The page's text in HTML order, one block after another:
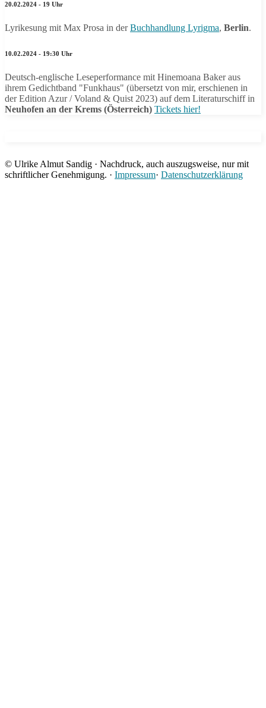
20.02.2024 - 19 Uhr
Lyrikesung mit Max Prosa in derBuchhandlung Lyrigma, Berlin.
10.02.2024 - 19:30 Uhr
Deutsch-englische Leseperformance mit Hinemoana Baker aus
ihrem Gedichtband "Funkhaus" (übersetzt von mir, erschienen in
der Edition Azur / Voland & Quist 2023) auf dem Literaturschiff in
Neuhofen an der Krems (Österreich) Tickets hier!
© Ulrike Almut Sandig · Nachdruck, auch auszugsweise, nur mit
schriftlicher Genehmigung. · Impressum· Datenschutzerklärung